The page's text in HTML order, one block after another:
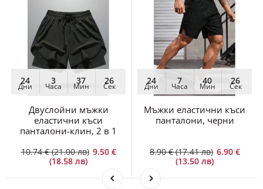
24
Дни
3
Часа
37
Мин
26
Сек
Двуслойни мъжки
еластични къси
панталони-клин, 2 в 1
10.74 € (21.00 лв) 9.50 €
(18.58 лв)
24
Дни
7
Часа
40
Мин
26
Сек
Мъжки еластични къси
панталони, черни
8.90 € (17.41 лв) 6.90 €
(13.50 лв)